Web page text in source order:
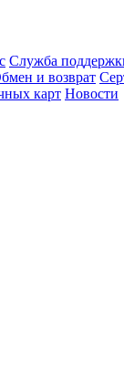
Служба
и возврат
карт Новости